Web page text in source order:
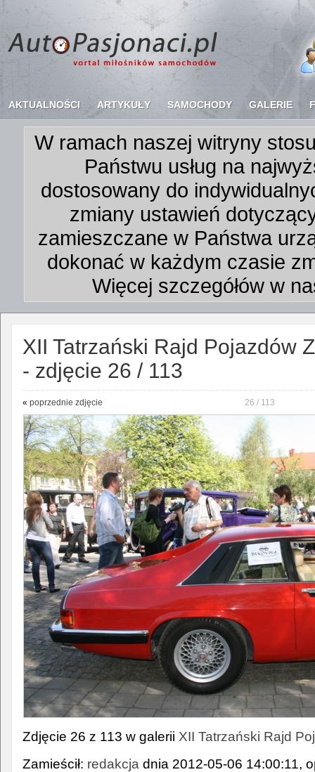
AKTUALNOŚCI ARTYKUŁY SAMOCHODY GALERIE
W ramach naszej witryny
Państwu usług na
dostosowany do
zmiany ustawień
zamieszczane w Państwa
dokonać w każdym czasie
Więcej szczegółów w
XII Tatrzański Rajd Pojazdów
- zdjęcie 26 / 113
« poprzednie zdjęcie 26 / 113
Zdjęcie 26 z 113 w galerii XII Tatrzański Rajd
Zamieścił: redakcja dnia 2012-05-06 14:00:11,